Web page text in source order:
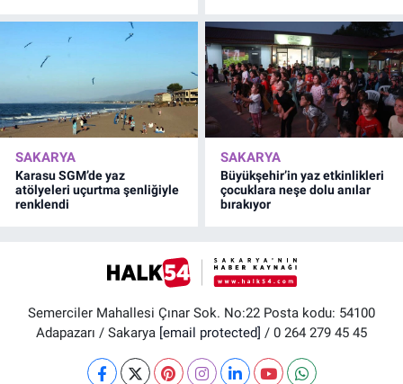
SAKARYA
Karasu SGM’de yaz
atölyeleri uçurtma şenliğiyle
renklendi
SAKARYA
Büyükşehir’in yaz etkinlikleri
çocuklara neşe dolu anılar
bırakıyor
Semerciler Mahallesi Çınar Sok. No:22 Posta kodu: 54100
Adapazarı / Sakarya [email protected] / 0 264 279 45 45